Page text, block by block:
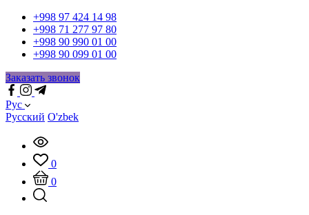
+998 97 424 14 98
+998 71 277 97 80
+998 90 990 01 00
+998 90 099 01 00
Заказать звонок
Рус
Русский O'zbek
0
0